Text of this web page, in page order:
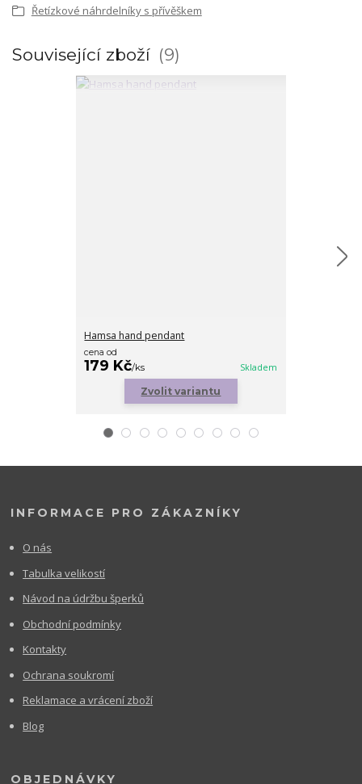
Řetízkové náhrdelníky s přívěškem
Související zboží 9
Hamsa hand pendant
cena od
179 Kč/ks Skladem
Zvolit variantu
INFORMACE PRO ZÁKAZNÍKY
O nás
Tabulka velikostí
Návod na údržbu šperků
Obchodní podmínky
Kontakty
Ochrana soukromí
Reklamace a vrácení zboží
Blog
OBJEDNÁVKY